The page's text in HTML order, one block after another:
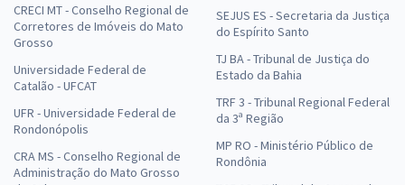
CRECI MT - Conselho Regional de
Corretores de Imóveis do Mato
Grosso
Universidade Federal de
Catalão - UFCAT
UFR - Universidade Federal de
Rondonópolis
CRA MS - Conselho Regional de
Administração do Mato Grosso
SEJUS ES - Secretaria da Justiça
do Espírito Santo
TJ BA - Tribunal de Justiça do
Estado da Bahia
TRF 3 - Tribunal Regional Federal
da 3ª Região
MP RO - Ministério Público de
Rondônia